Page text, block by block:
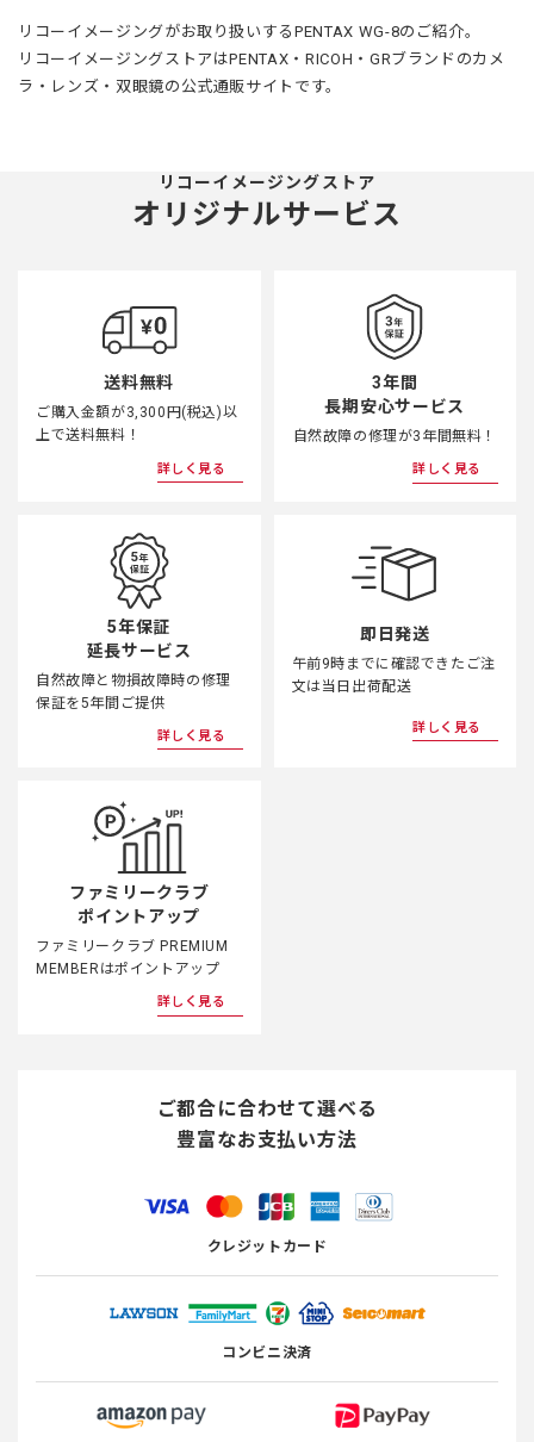
リコーイメージングがお取り扱いするPENTAX WG-8のご紹介。
リコーイメージングストアはPENTAX・RICOH・GRブランドのカメ
ラ・レンズ・双眼鏡の公式通販サイトです。
リコーイメージングストア
オリジナルサービス
送料無料
ご購入金額が3,300円(税込)以
上で送料無料！
詳しく見る
3年間
長期安心サービス
自然故障の修理が3年間無料！
詳しく見る
5年保証
延長サービス
自然故障と物損故障時の修理
保証を5年間ご提供
詳しく見る
即日発送
午前9時までに確認できたご注
文は当日出荷配送
詳しく見る
ファミリークラブ
ポイントアップ
ファミリークラブ PREMIUM
MEMBERはポイントアップ
詳しく見る
ご都合に合わせて選べる
豊富なお支払い方法
クレジットカード
コンビニ決済